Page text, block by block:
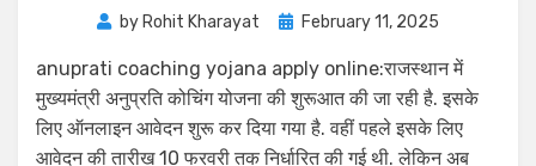
by Rohit Kharayat February 11, 2025
anuprati coaching yojana apply online:राजस्थान में
मुख्यमंत्री अनुप्रति कोचिंग योजना की शुरूआत की जा रही है. इसके
लिए ऑनलाइन आवेदन शुरू कर दिया गया है. वहीं पहले इसके लिए
आवेदन की तारीख 10 फरवरी तक निर्धारित की गई थी. लेकिन अब